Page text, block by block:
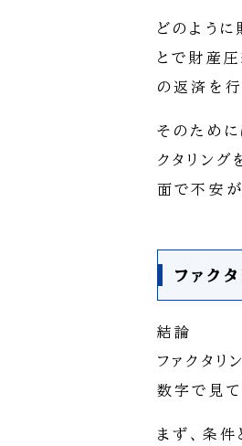
どのよう
とで財産
の返済を行
そのために
クタリン
面で不安が
ファク
結論
ファクタリ
数字で見て
まず、条件